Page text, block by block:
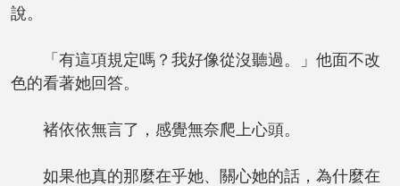
說。
「有這項規定嗎？我好像從沒聽過。」他面不改
色的看著她回答。
褚依依無言了，感覺無奈爬上心頭。
如果他真的那麼在乎她、關心她的話，為什麼在